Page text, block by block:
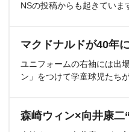
NSの投稿からも起きていま
マクドナルドが40年
ユニフォームの右袖には出
ン」をつけて学童球児たち
森崎ウィン×向井康二